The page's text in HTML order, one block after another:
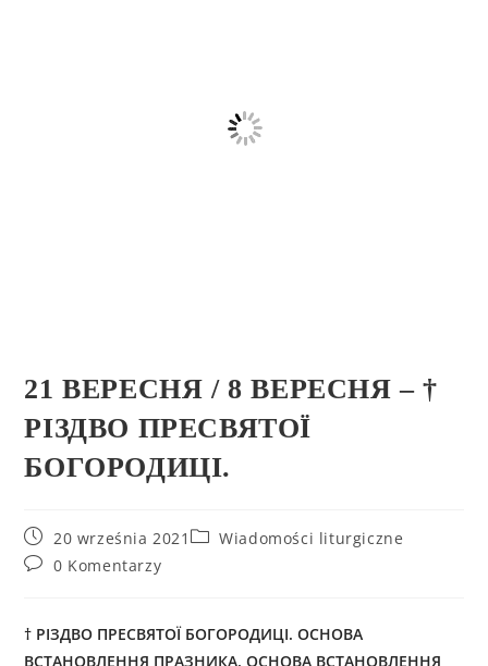
21 ВЕРЕСНЯ / 8 ВЕРЕСНЯ – †
РІЗДВО ПРЕСВЯТОЇ
БОГОРОДИЦІ.
20 września 2021
Wiadomości liturgiczne
0 Komentarzy
† РІЗДВО ПРЕСВЯТОЇ БОГОРОДИЦІ. ОСНОВА
ВСТАНОВЛЕННЯ ПРАЗНИКА. ОСНОВА ВСТАНОВЛЕННЯ